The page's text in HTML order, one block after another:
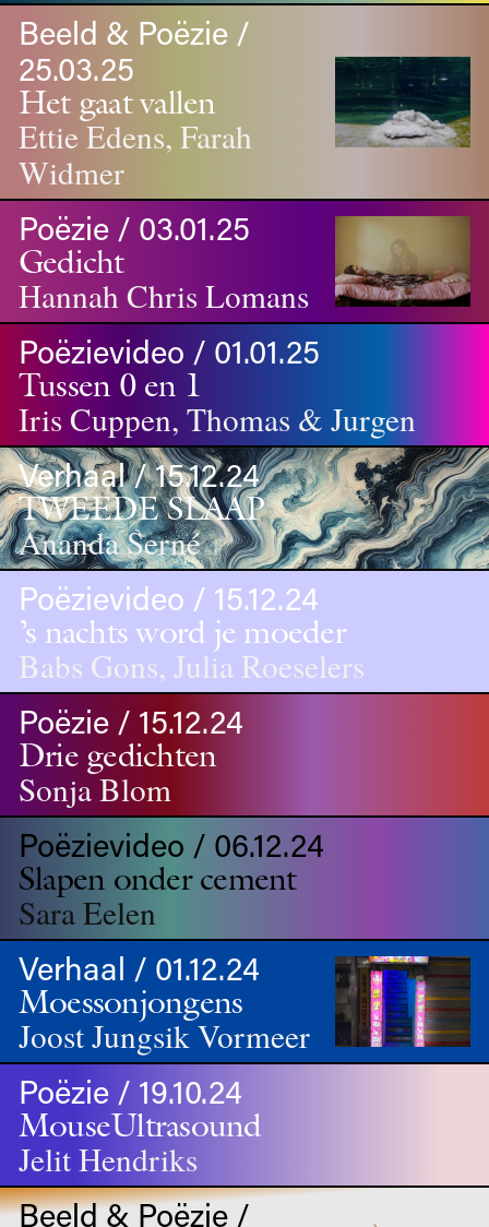
Beeld & Poëzie /
25.03.25
Het gaat vallen
Ettie Edens, Farah
Widmer
Poëzie / 03.01.25
Gedicht
Hannah Chris Lomans
Poëzievideo / 01.01.25
Tussen 0 en 1
Iris Cuppen, Thomas & Jurgen
Verhaal / 15.12.24
TWEEDE SLAAP
Ananda Serné
Poëzievideo / 15.12.24
’s nachts word je moeder
Babs Gons, Julia Roeselers
Poëzie / 15.12.24
Drie gedichten
Sonja Blom
Poëzievideo / 06.12.24
Slapen onder cement
Sara Eelen
Verhaal / 01.12.24
Moessonjongens
Joost Jungsik Vormeer
Poëzie / 19.10.24
MouseUltrasound
Jelit Hendriks
Beeld & Poëzie /